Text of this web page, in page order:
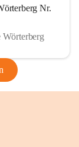
Nr.